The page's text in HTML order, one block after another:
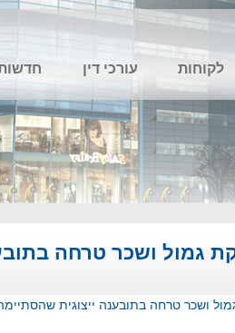
לקוחות עורכי דין
גמול ושכר טרחה
ושכר טרחה בתובענה ייצוגית